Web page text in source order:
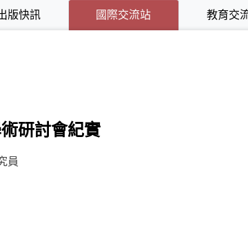
版快訊 國際交流站(目前選取的頁籤)
(目前選取的頁籤)
教育交
研討會紀實
員